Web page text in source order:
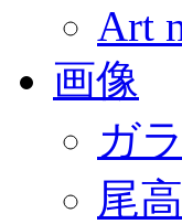
Art
画像
ガ
尾